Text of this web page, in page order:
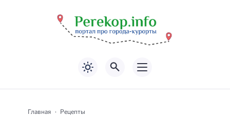
Главная Рецепты